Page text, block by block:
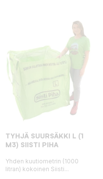
TYHJÄ SUURSÄKKI L (1
M3) SIISTI PIHA
Yhden kuutiometrin (1000
litran) kokoinen Siisti...